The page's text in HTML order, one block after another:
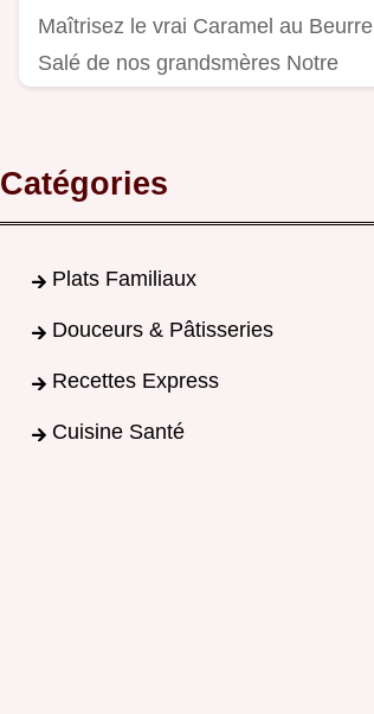
Maîtrisez le vrai Caramel au Beurre
Salé de nos grandsmères Notre
Catégories
Plats Familiaux
Douceurs & Pâtisseries
Recettes Express
Cuisine Santé